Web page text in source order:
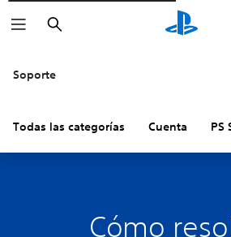
Buscar
Soporte
Todas las categorías Cuenta PS
Cómo